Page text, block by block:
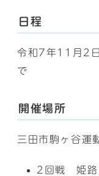
日程
令和7年11月2
で
開催場所
三田市駒ヶ谷運
2回戦 姫路